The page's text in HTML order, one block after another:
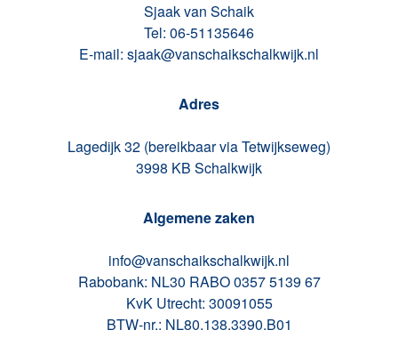
Sjaak van Schaik
Tel: 06-51135646
E-mail: sjaak@vanschaikschalkwijk.nl
Adres
Lagedijk 32 (bereikbaar via Tetwijkseweg)
3998 KB Schalkwijk
Algemene zaken
info@vanschaikschalkwijk.nl
Rabobank: NL30 RABO 0357 5139 67
KvK Utrecht: 30091055
BTW-nr.: NL80.138.3390.B01